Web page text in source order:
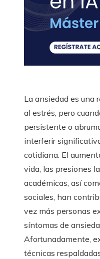
La ansiedad es una
al estrés, pero
persistente o
interferir
cotidiana. El
vida, las presiones
académicas, así
sociales, han
vez más personas
síntomas de
Afortunadamente,
técnicas